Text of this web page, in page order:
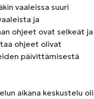
vaaleissa suuri
ja
ohjeet ovat selkeät ja
ohjeet olivat
päivittämisestä
aikana keskustelu oli